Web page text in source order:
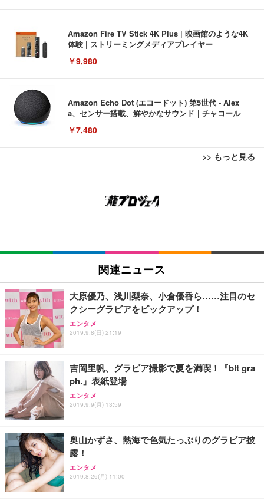
Amazon Fire TV Stick 4K Plus | 映画館のような4K
体験 | ストリーミングメディアプレイヤー
￥9,980
Amazon Echo Dot (エコードット) 第5世代 - Alex
a、センサー搭載、鮮やかなサウンド｜チャコール
￥7,480
>> もっと見る
キング pc 事務椅子 360度回転 座面昇降 強化ナイロ
SIHOO B100 オフィスチェア／デスクチェア メッシ
ュチェア 人間工学 疲れない ブラック
￥27,999
Sezlife オフィスチェア デスクチェア 疲れない テレ
ワーク チェア 強化バックレスト 30度ロッキング機
能 人間工学 椅子 腰サポート 90度跳ね上げ式アーム
務用 おしゃれ パソコンチェア (ブラック)
Sezlife オフィスチェア デスクチェア 疲れない テレ
ワーク チェア 強化バックレスト 30度ロッキング機
能 人間工学 椅子 腰サポート 90度跳ね上げ式アーム
務用 おしゃれ パソコンチェア (ホワイト)
ANDWINT オフィスチェア デスクチェア 肘なし メ
ッシュ 通気性 ランバーサポート付き 腰サポート ガ
ス圧無段階昇降 360度回転 キャスター付き コンパク
EIZO ビジネス向けプレミアムモニター | FlexScan
￥109,572
【純正品】27"ゲーミングモニター DualSense 充電
フック付き（CFI-ZDM1J）
【整備済み品】Dell E2724HS 27インチ 液晶モニタ
ー フルHD（1920×1080）VA 非光沢 HDMI/DisplayP
ort/VGA スピーカー内蔵 高さ調整 スイベル VESA対
【MiniLED/24.5inch/280Hz/FHD】GRAPHT THE S
HOOTER Gaming Monitor 24” Essential ゲーミン
グモニター QD 24.5インチ 1ms FHD 量子ドット 残
回使い捨て 無香料 ホワイト 300枚
Amazonベーシック ペットシーツ 厚型 ワイド 42枚
x2袋(84枚) ホワイト(吸収面:ライトブルー)
￥3,234
ネオ・ルーライフ ネオ・オムツ L 中型犬用 26枚入
り 単品
Smart Basic(スマートベーシック) 【Amazon.co.jp
限定】 Smart Basic アイリスオーヤマ ペットシーツ
超厚型 お徳用 ワイド 100枚入 (x 1) (ケース販売)
アイリスオーヤマ ペットシーツ 超厚型 お徳用 レギ
ュラー 200枚入【Amazon.co.jp限定】
関連ニュース
大原優乃、浅川梨奈、小倉優香ら……注目のセ
クシーグラビアをピックアップ！
エンタメ
2019.9.8(日) 21:19
吉岡里帆、グラビア撮影で夏を満喫！『blt gra
ph.』表紙登場
エンタメ
2019.9.9(月) 13:59
奥山かずさ、熱海で色気たっぷりのグラビア披
露！
エンタメ
2019.8.26(月) 11:00